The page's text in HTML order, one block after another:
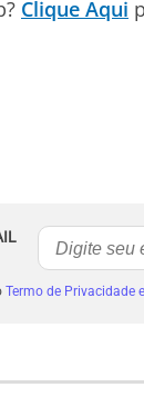
Clique Aqui
Termo de Privacidade